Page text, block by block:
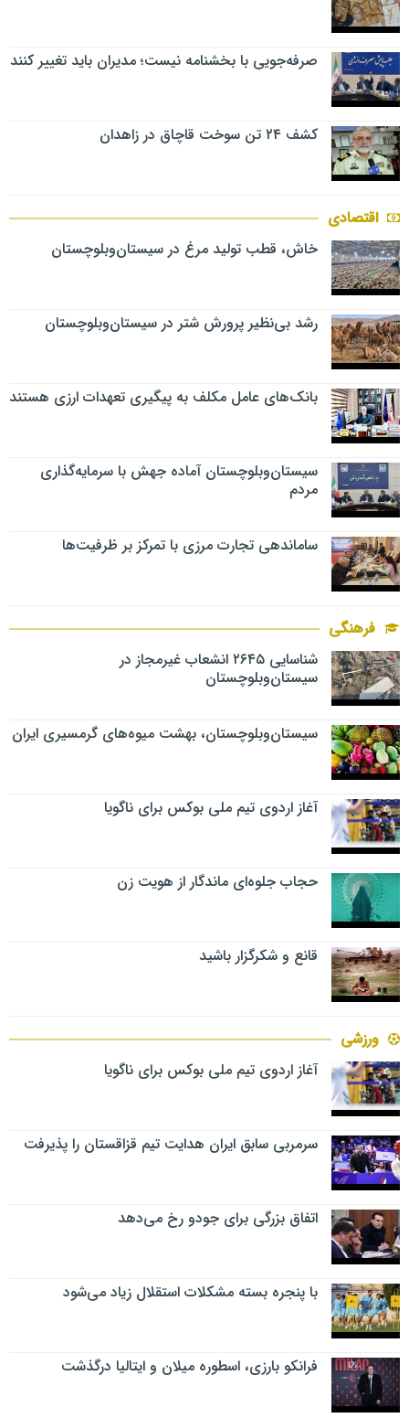
صرفه‌جویی با بخشنامه نیست؛ مدیران باید تغییر کنند
کشف ۲۴ تن سوخت قاچاق در زاهدان
اقتصادی
خاش، قطب تولید مرغ در سیستان‌وبلوچستان
رشد بی‌نظیر پرورش شتر در سیستان‌وبلوچستان
بانک‌های عامل مکلف به پیگیری تعهدات ارزی هستند
سیستان‌وبلوچستان آماده جهش با سرمایه‌گذاری
مردم
ساماندهی تجارت مرزی با تمرکز بر ظرفیت‌ها
فرهنگی
شناسایی ۲۶۴۵ انشعاب غیرمجاز در
سیستان‌وبلوچستان
سیستان‌وبلوچستان، بهشت میوه‌های گرمسیری ایران
آغاز اردوی تیم ملی بوکس برای ناگویا
حجاب جلوه‌ای ماندگار از هویت زن
قانع و شکرگزار باشید
ورزشی
آغاز اردوی تیم ملی بوکس برای ناگویا
سرمربی سابق ایران هدایت تیم قزاقستان را پذیرفت
اتفاق بزرگی برای جودو رخ می‌دهد
با پنجره بسته مشکلات استقلال زیاد می‌شود
فرانکو بارزی، اسطوره میلان و ایتالیا درگذشت